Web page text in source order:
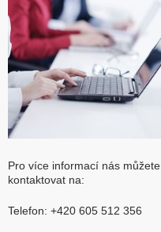
Pro více informací nás můžete
kontaktovat na:
Telefon: +420 605 512 356